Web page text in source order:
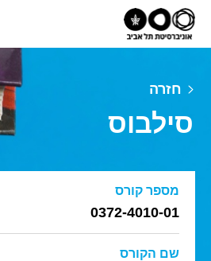
חזרה
סילבוס
מספר קורס
0372-4010-01
שם הקורס